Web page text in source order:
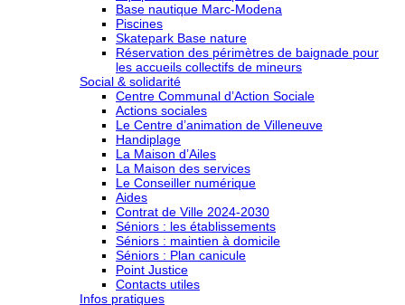
Base nautique Marc-Modena
Piscines
Skatepark Base nature
Réservation des périmètres de baignade pour
les accueils collectifs de mineurs
Social & solidarité
Centre Communal d’Action Sociale
Actions sociales
Le Centre d’animation de Villeneuve
Handiplage
La Maison d’Ailes
La Maison des services
Le Conseiller numérique
Aides
Contrat de Ville 2024-2030
Séniors : les établissements
Séniors : maintien à domicile
Séniors : Plan canicule
Point Justice
Contacts utiles
Infos pratiques